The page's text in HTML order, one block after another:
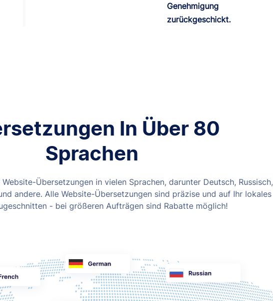
Genehmigung
zurückgeschickt.
In Über 80
Sprachen
Übersetzungen in vielen Sprachen, darunter Deutsch, Russisch,
andere. Alle Website-Übersetzungen sind präzise und auf Ihr lokales
- bei größeren Aufträgen sind Rabatte möglich!